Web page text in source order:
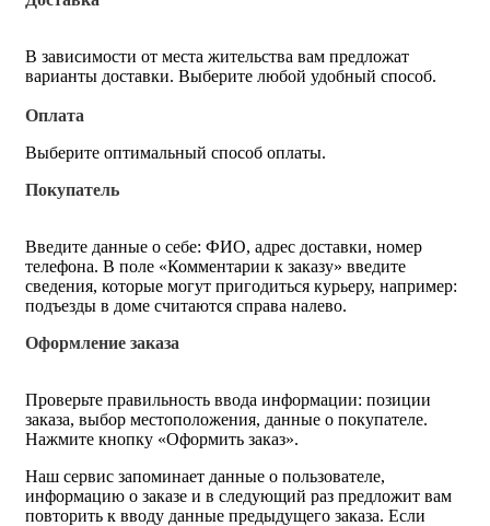
В зависимости от места жительства вам предложат
варианты доставки. Выберите любой удобный способ.
Оплата
Выберите оптимальный способ оплаты.
Покупатель
Введите данные о себе: ФИО, адрес доставки, номер
телефона. В поле «Комментарии к заказу» введите
сведения, которые могут пригодиться курьеру, например:
подъезды в доме считаются справа налево.
Оформление заказа
Проверьте правильность ввода информации: позиции
заказа, выбор местоположения, данные о покупателе.
Нажмите кнопку «Оформить заказ».
Наш сервис запоминает данные о пользователе,
информацию о заказе и в следующий раз предложит вам
повторить к вводу данные предыдущего заказа. Если